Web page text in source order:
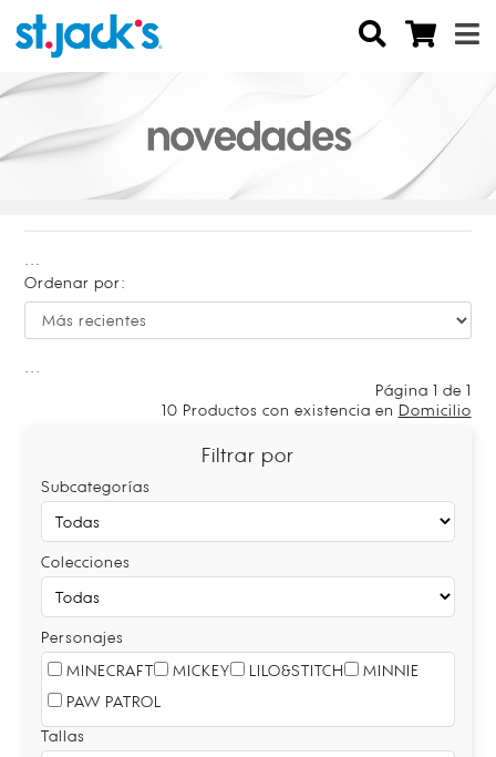
Ordenar por:
Página 1 de 1
10 Productos con existencia en Domicilio
Filtrar por
Subcategorías
Colecciones
Personajes
MINECRAFT
MICKEY LILO&STITCH
MINNIE
PAW PATROL
Tallas